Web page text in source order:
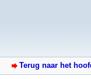
Terug naar het